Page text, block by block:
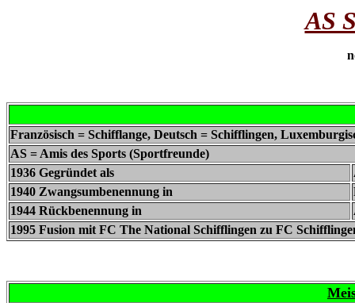
AS
Französisch = Schifflange, Deutsch = Schifflingen,
AS = Amis des Sports (Sportfreunde)
1936 Gegründet als
1940 Zwangsumbenennung in
1944 Rückbenennung in
1995 Fusion mit FC The National Schifflingen zu FC